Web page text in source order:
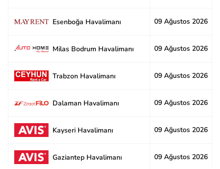
Esenboğa Havalimanı 09 Ağustos 2026
Milas Bodrum Havalimanı 09 Ağustos 2026
Trabzon Havalimanı 09 Ağustos 2026
Dalaman Havalimanı 09 Ağustos 2026
Kayseri Havalimanı 09 Ağustos 2026
Gaziantep Havalimanı 09 Ağustos 2026